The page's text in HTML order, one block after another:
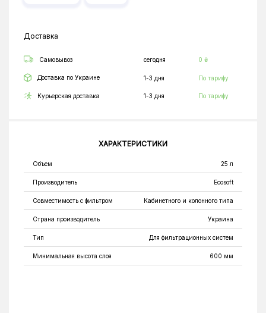
Доставка
Самовывоз сегодня 0 ₴
Доставка по Украине 1-3 дня По тарифу
Курьерская доставка 1-3 дня По тарифу
ХАРАКТЕРИСТИКИ
Объем 25 л
Производитель Ecosoft
Совместимость с фильтром Кабинетного и колонного типа
Страна производитель Украина
Тип Для фильтрационных систем
Минимальная высота слоя 600 мм